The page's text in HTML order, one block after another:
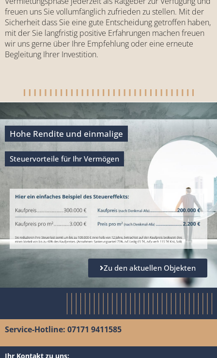
freuen uns Sie vollumfänglich zufrieden zu stellen. Mit der
Sicherheit dass Sie eine gute Entscheidung getroffen haben,
mit der Sie langfristig positive Erfahrungen machen freuen
wir uns gerne über Ihre Empfehlung oder eine erneute
Begleitung Ihrer Investition.
Hohe Rendite und einmalige
Steuervorteile für Ihr Vermögen
Zu den aktuellen Objekten
Service-Hotline: 07171 9411585
Ihr Kontakt zu uns: